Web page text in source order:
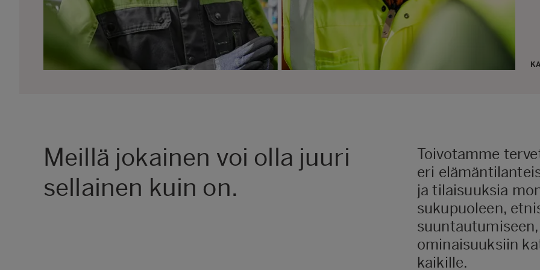
Meillä jokainen voi olla juuri
sellainen kuin on.
Toivotamme
eri
ja tilaisuuksia
sukupuoleen,
ominaisuuksiin
kaikille.